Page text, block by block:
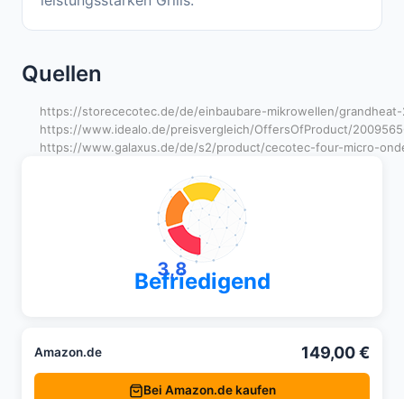
Quellen
https://storececotec.de/de/einbaubare-mikrowellen/
https://www.idealo.de/preisvergleich/OffersOfProduct/
https://www.galaxus.de/de/s2/product/cecotec-four-micro-
3,8
Befriedigend
Amazon.de 149,00 €
Bei Amazon.de kaufen